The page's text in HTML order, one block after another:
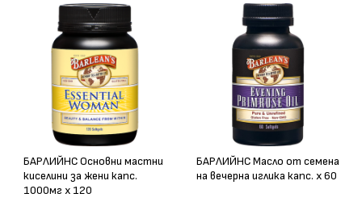
БАРЛИЙНС Основни мастни
киселини за жени капс.
1000мг х 120
БАРЛИЙНС Масло от семена
на вечерна иглика капс. х 60